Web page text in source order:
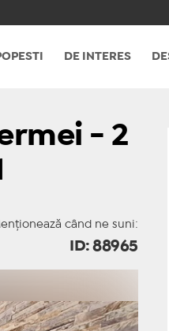
DE INTERES
- 2
când ne suni:
ID: 88965